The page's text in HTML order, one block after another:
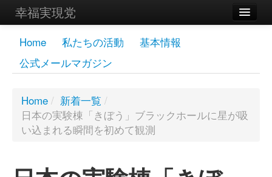
幸福実現党
メンバーズページ
党員
お問い合わせ
Home 私たちの活動
基本情報
公式メールマガジン
Home / 新着一覧 /
日本の実験棟「きぼう」ブラックホールに星が吸
い込まれる瞬間を初めて観測